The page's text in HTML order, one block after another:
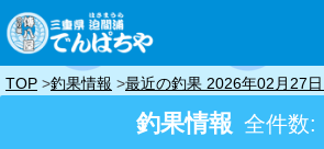
TOP 釣果情報 最近の釣果 2026年02月27日
釣果情報 全件数: